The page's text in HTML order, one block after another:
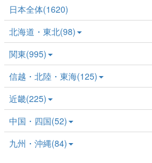
日本全体(1620)
北海道・東北(98)
関東(995)
信越・北陸・東海(125)
近畿(225)
中国・四国(52)
九州・沖縄(84)